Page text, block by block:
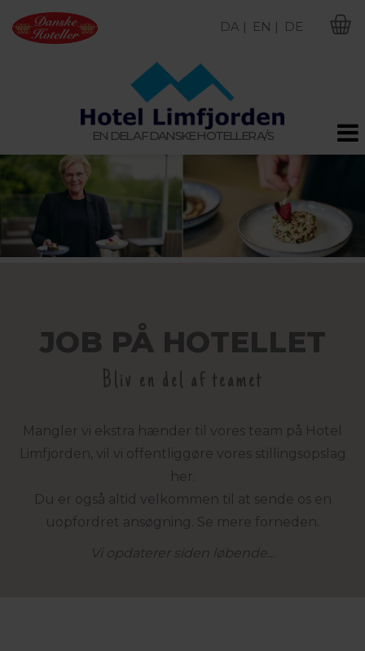
EN DEL AF DANSKE HOTELLER A/S
DA | EN | DE
JOB PÅ HOTELLET
Bliv en del af teamet
Mangler vi ekstra hænder til vores team på Hotel
Limfjorden, vil vi offentliggøre vores stillingsopslag
her.
Du er også altid velkommen til at sende os en
uopfordret ansøgning. Se mere forneden.
Vi opdaterer siden løbende...